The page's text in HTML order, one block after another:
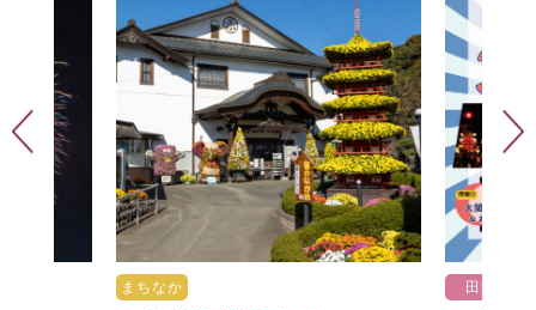
まちなか 田園